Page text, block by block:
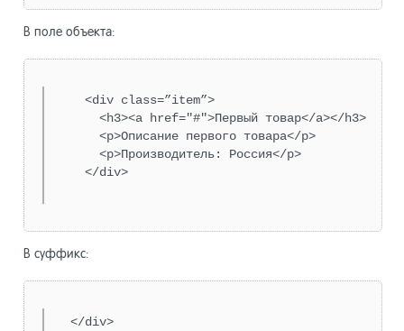
В поле объекта:
<div class=”item”>
<h3><a href="#">Первый товар</a></h3>
<p>Описание первого товара</p>
<p>Производитель: Россия</p>
</div>
В суффикс:
</div>